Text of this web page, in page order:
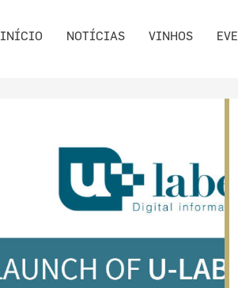
INÍCIO NOTÍCIAS VINHOS